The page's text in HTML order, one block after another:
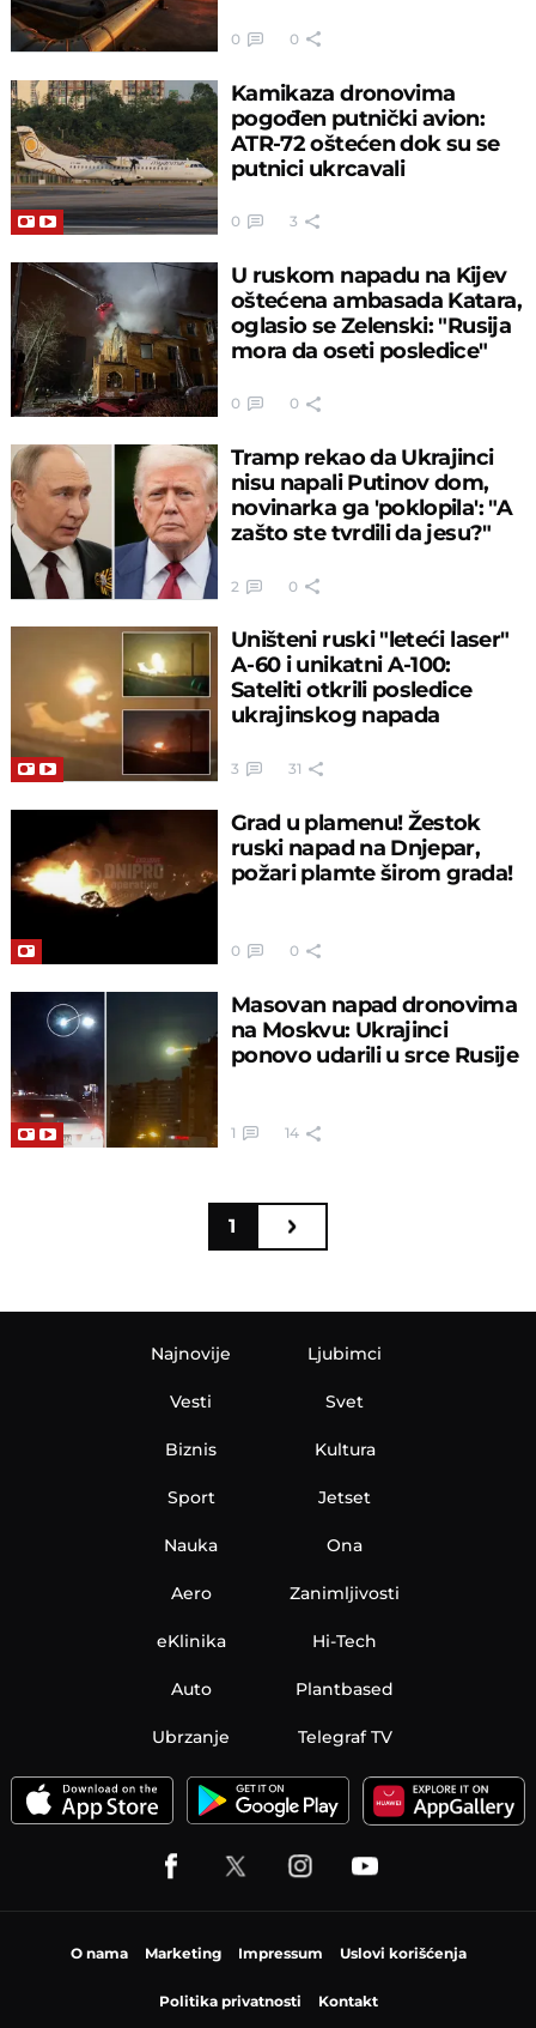
0 0
Kamikaza dronovima
pogođen putnički avion:
ATR-72 oštećen dok su se
putnici ukrcavali
0 3
U ruskom napadu na Kijev
oštećena ambasada Katara,
oglasio se Zelenski: "Rusija
mora da oseti posledice"
0 0
Tramp rekao da Ukrajinci
nisu napali Putinov dom,
novinarka ga 'poklopila': "A
zašto ste tvrdili da jesu?"
2 0
Uništeni ruski "leteći laser"
A-60 i unikatni A-100:
Sateliti otkrili posledice
ukrajinskog napada
3 31
Grad u plamenu! Žestok
ruski napad na Dnjepar,
požari plamte širom grada!
0 0
Masovan napad dronovima
na Moskvu: Ukrajinci
ponovo udarili u srce Rusije
1 14
1
Najnovije
Vesti
Biznis
Sport
Nauka
Aero
Ljubimci
Svet
Kultura
Jetset
Ona
Zanimljivosti
eKlinika Hi-Tech
Auto Plantbased
Ubrzanje Telegraf TV
O nama Marketing Impressum Uslovi korišćenja
Politika privatnosti Kontakt